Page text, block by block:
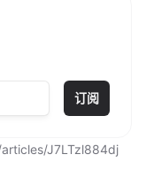
订阅
J7LTzl884dj